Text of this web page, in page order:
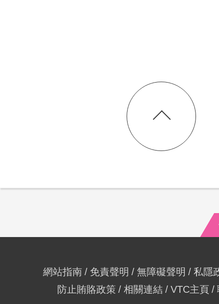
網站指南 免責聲明 無障礙聲明
私隱
防止賄賂政策
相關連結 VTC主頁